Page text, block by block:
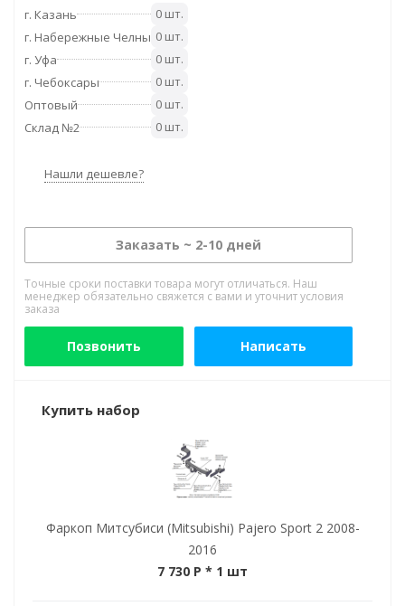
г. Казань
0 шт.
г. Набережные Челны 0 шт.
г. Уфа
0 шт.
г. Чебоксары
0 шт.
Оптовый
0 шт.
Склад №2
0 шт.
Нашли дешевле?
Заказать ~ 2-10 дней
Точные сроки поставки товара могут отличаться. Наш
менеджер обязательно свяжется с вами и уточнит условия
заказа
Позвонить Написать
Купить набор
Фаркоп Митсубиси (Mitsubishi) Pajero Sport 2 2008-
2016
7 730 P * 1 шт